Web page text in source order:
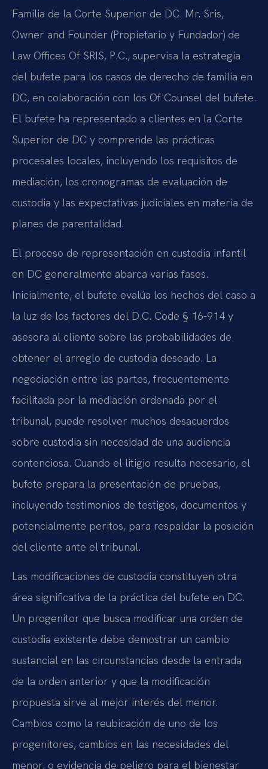
Familia de la Corte Superior de DC. Mr. Sris,
Owner and Founder (Propietario y Fundador) de
Law Offices Of SRIS, P.C., supervisa la estrategia
del bufete para los casos de derecho de familia en
DC, en colaboración con los Of Counsel del bufete.
El bufete ha representado a clientes en la Corte
Superior de DC y comprende las prácticas
procesales locales, incluyendo los requisitos de
mediación, los cronogramas de evaluación de
custodia y las expectativas judiciales en materia de
planes de parentalidad.
El proceso de representación en custodia infantil
en DC generalmente abarca varias fases.
Inicialmente, el bufete evalúa los hechos del caso a
la luz de los factores del D.C. Code § 16-914 y
asesora al cliente sobre las probabilidades de
obtener el arreglo de custodia deseado. La
negociación entre las partes, frecuentemente
facilitada por la mediación ordenada por el
tribunal, puede resolver muchos desacuerdos
sobre custodia sin necesidad de una audiencia
contenciosa. Cuando el litigio resulta necesario, el
bufete prepara la presentación de pruebas,
incluyendo testimonios de testigos, documentos y
potencialmente peritos, para respaldar la posición
del cliente ante el tribunal.
Las modificaciones de custodia constituyen otra
área significativa de la práctica del bufete en DC.
Un progenitor que busca modificar una orden de
custodia existente debe demostrar un cambio
sustancial en las circunstancias desde la entrada
de la orden anterior y que la modificación
propuesta sirve al mejor interés del menor.
Cambios como la reubicación de uno de los
progenitores, cambios en las necesidades del
menor, o evidencia de peligro para el bienestar